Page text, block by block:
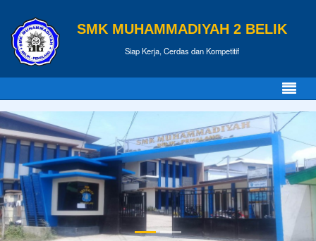
SMK MUHAMMADIYAH 2 BELIK
Siap Kerja, Cerdas dan Kompetitif